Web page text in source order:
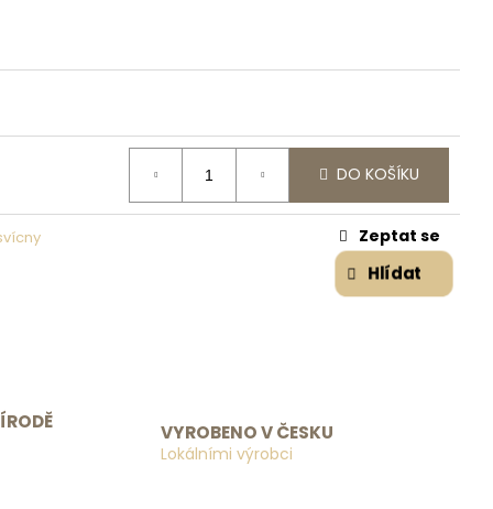
DO KOŠÍKU
Zeptat se
Hlídat
VYROBENO V ČESKU
Lokálními výrobci